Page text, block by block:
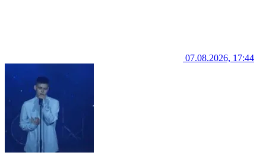
07.08.2026, 17:44